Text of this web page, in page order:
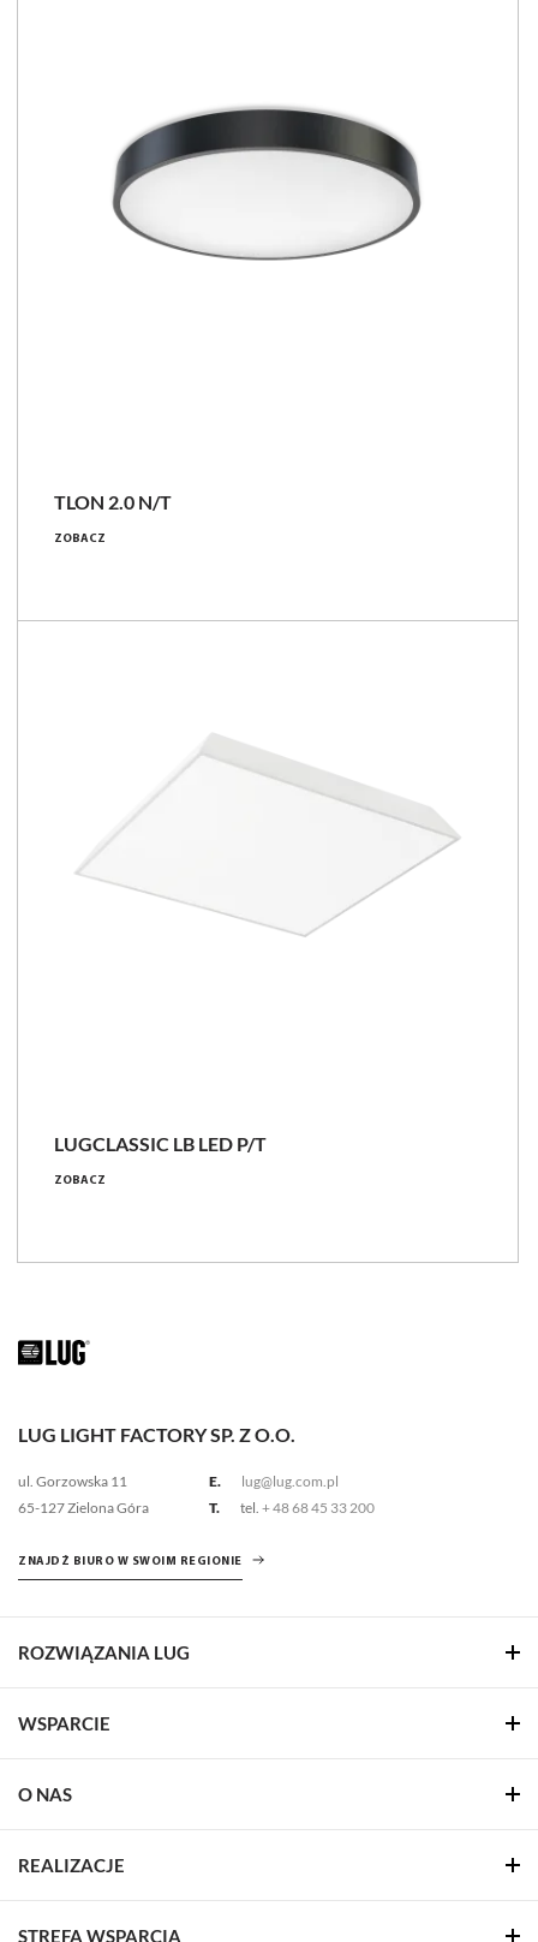
TLON 2.0 N/T
ZOBACZ
LUGCLASSIC LB LED P/T
ZOBACZ
LUG LIGHT FACTORY SP. Z O.O.
ul. Gorzowska 11
65-127 Zielona Góra
E.
lug@lug.com.pl
T.
tel. + 48 68 45 33 200
ZNAJDŹ BIURO W SWOIM REGIONIE
ROZWIĄZANIA LUG
WSPARCIE
O NAS
REALIZACJE
STREFA WSPARCIA